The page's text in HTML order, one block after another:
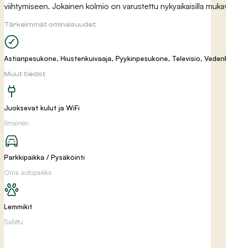
viihtymiseen. Jokainen kolmio on varustettu nykyaikaisilla
Tärkeimmät ominaisuudet
Astianpesukone, Hiustenkuivaaja, Pyykinpesukone, Televisio,
Muut tiedot
Juoksevat kulut ja WiFi
Ilmainen
Parkkipaikka / Pysäköinti
Oma autopaikka
Lemmikit
Sallittu